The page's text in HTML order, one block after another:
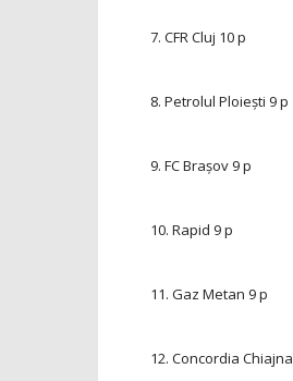
7. CFR Cluj 10 p
8. Petrolul Ploiești 9 p
9. FC Brașov 9 p
10. Rapid 9 p
11. Gaz Metan 9 p
12. Concordia Chiajna